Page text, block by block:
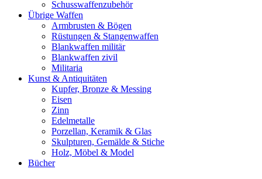
Schusswaffenzubehör
Übrige Waffen
Armbrusten & Bögen
Rüstungen & Stangenwaffen
Blankwaffen militär
Blankwaffen zivil
Militaria
Kunst & Antiquitäten
Kupfer, Bronze & Messing
Eisen
Zinn
Edelmetalle
Porzellan, Keramik & Glas
Skulpturen, Gemälde & Stiche
Holz, Möbel & Model
Bücher